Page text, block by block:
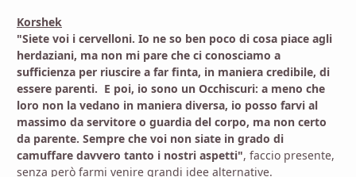
Korshek
"Siete voi i cervelloni. Io ne so ben poco di cosa piace agli
herdaziani, ma non mi pare che ci conosciamo a
sufficienza per riuscire a far finta, in maniera credibile, di
essere parenti. E poi, io sono un Occhiscuri: a meno che
loro non la vedano in maniera diversa, io posso farvi al
massimo da servitore o guardia del corpo, ma non certo
da parente. Sempre che voi non siate in grado di
camuffare davvero tanto i nostri aspetti", faccio presente,
senza però farmi venire grandi idee alternative.